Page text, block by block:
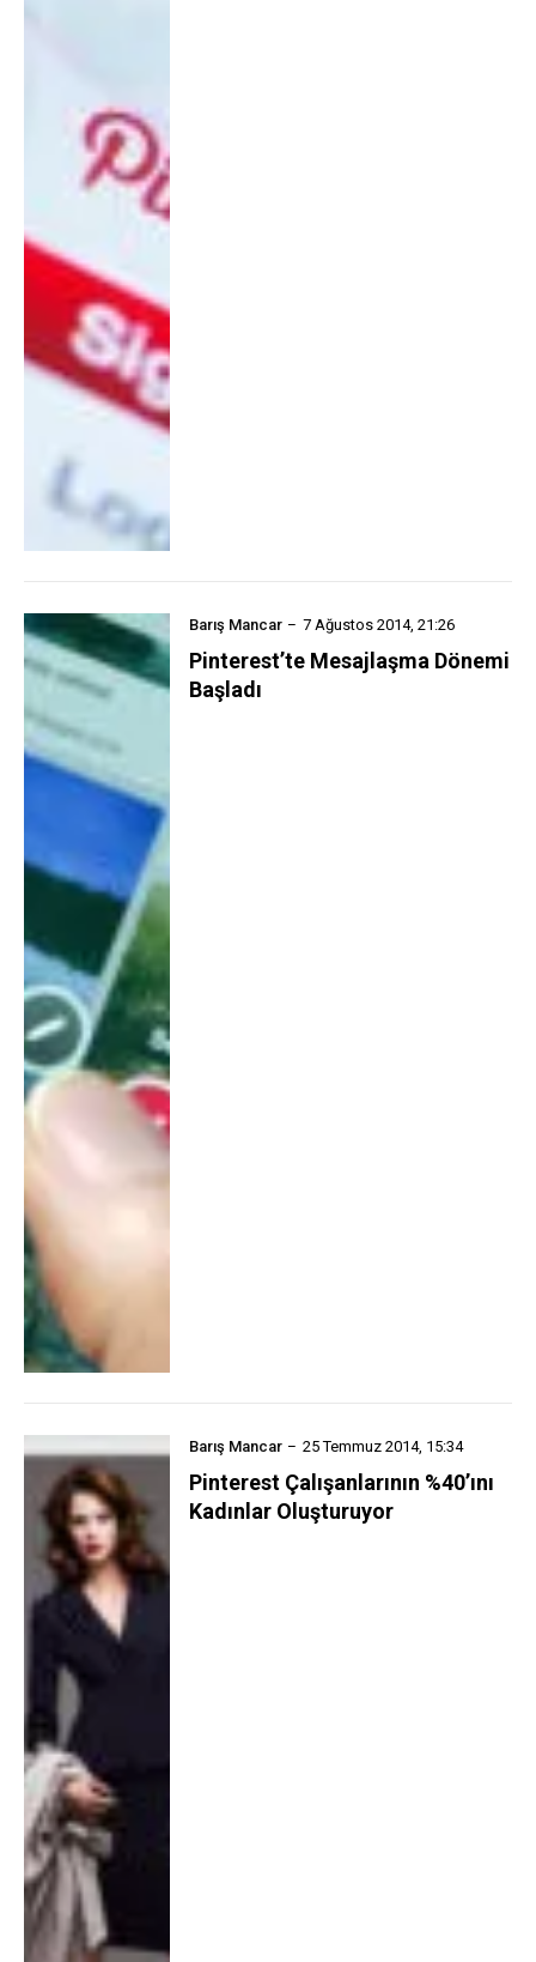
Barış Mancar 7 Ağustos 2014, 21:26
Pinterest’te Mesajlaşma Dönemi
Başladı
Barış Mancar 25 Temmuz 2014, 15:34
Pinterest Çalışanlarının %40’ını
Kadınlar Oluşturuyor